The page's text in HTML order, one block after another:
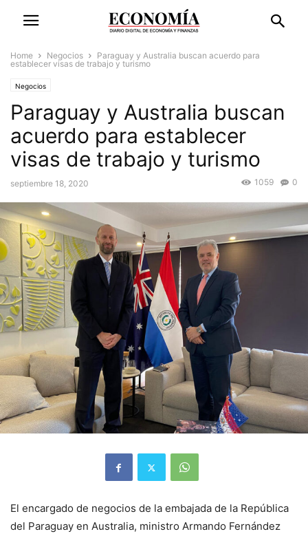
Home Negocios
Paraguay y Australia buscan acuerdo para
establecer visas de trabajo y turismo
Negocios
Paraguay y Australia buscan
acuerdo para establecer
visas de trabajo y turismo
septiembre 18, 2020 0
1059
El encargado de negocios de la embajada de la República
del Paraguay en Australia, ministro Armando Fernández